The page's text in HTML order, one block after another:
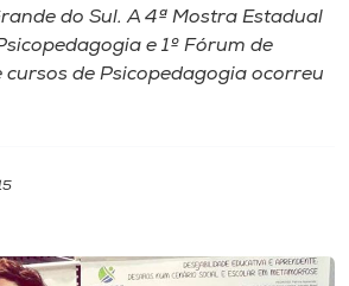
do Sul. A 4ª Mostra Estadual
e 1º Fórum de
cursos de Psicopedagogia ocorreu